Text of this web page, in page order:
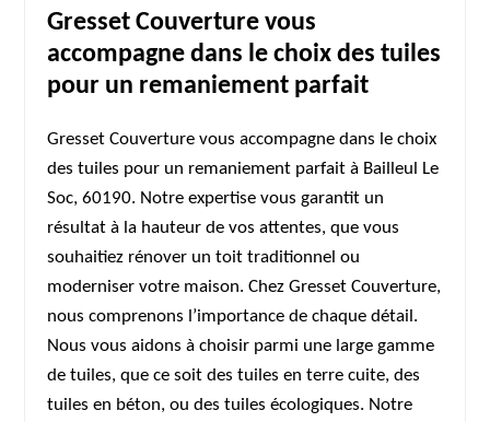
Gresset Couverture vous
accompagne dans le choix des tuiles
pour un remaniement parfait
Gresset Couverture vous accompagne dans le choix
des tuiles pour un remaniement parfait à Bailleul Le
Soc, 60190. Notre expertise vous garantit un
résultat à la hauteur de vos attentes, que vous
souhaitiez rénover un toit traditionnel ou
moderniser votre maison. Chez Gresset Couverture,
nous comprenons l’importance de chaque détail.
Nous vous aidons à choisir parmi une large gamme
de tuiles, que ce soit des tuiles en terre cuite, des
tuiles en béton, ou des tuiles écologiques. Notre